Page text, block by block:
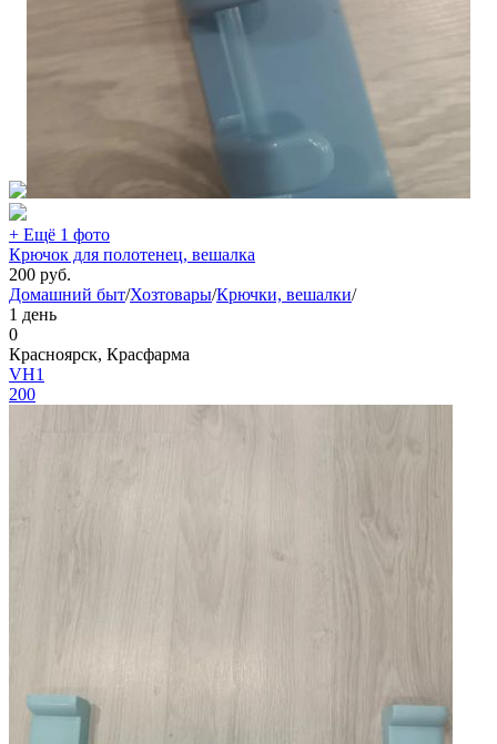
+ Ещё 1 фото
Крючок для полотенец, вешалка
200 руб.
Домашний быт/Хозтовары/Крючки, вешалки/
1 день
0
Красноярск, Красфарма
VH1
200